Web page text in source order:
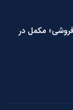
فروشی» مکمل در